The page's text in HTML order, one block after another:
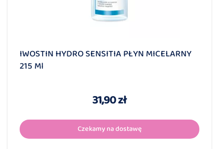
IWOSTIN HYDRO SENSITIA PŁYN MICELARNY
215 Ml
31,90 zł
Czekamy na dostawę